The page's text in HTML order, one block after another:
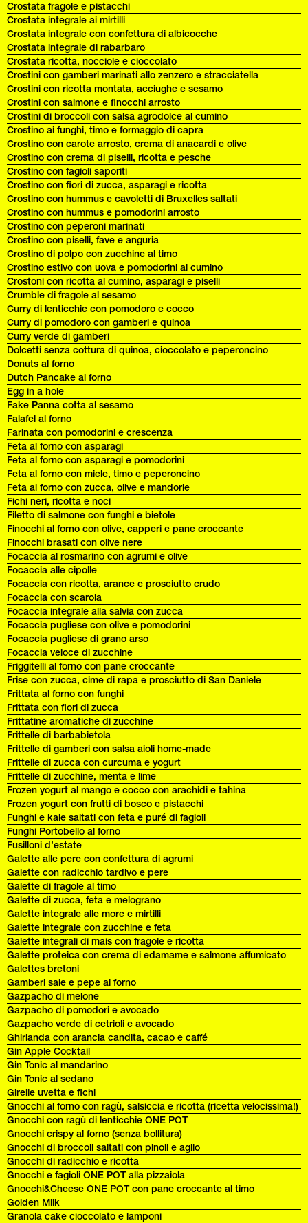
Crostata fragole e pistacchi
Crostata integrale ai mirtilli
Crostata integrale con confettura di albicocche
Crostata integrale di rabarbaro
Crostata ricotta, nocciole e cioccolato
Crostini con gamberi marinati allo zenzero e stracciatella
Crostini con ricotta montata, acciughe e sesamo
Crostini con salmone e finocchi arrosto
Crostini di broccoli con salsa agrodolce al cumino
Crostino ai funghi, timo e formaggio di capra
Crostino con carote arrosto, crema di anacardi e olive
Crostino con crema di piselli, ricotta e pesche
Crostino con fagioli saporiti
Crostino con fiori di zucca, asparagi e ricotta
Crostino con hummus e cavoletti di Bruxelles saltati
Crostino con hummus e pomodorini arrosto
Crostino con peperoni marinati
Crostino con piselli, fave e anguria
Crostino di polpo con zucchine al timo
Crostino estivo con uova e pomodorini al cumino
Crostoni con ricotta al cumino, asparagi e piselli
Crumble di fragole al sesamo
Curry di lenticchie con pomodoro e cocco
Curry di pomodoro con gamberi e quinoa
Curry verde di gamberi
Dolcetti senza cottura di quinoa, cioccolato e peperoncino
Donuts al forno
Dutch Pancake al forno
Egg in a hole
Fake Panna cotta al sesamo
Falafel al forno
Farinata con pomodorini e crescenza
Feta al forno con asparagi
Feta al forno con asparagi e pomodorini
Feta al forno con miele, timo e peperoncino
Feta al forno con zucca, olive e mandorle
Fichi neri, ricotta e noci
Filetto di salmone con funghi e bietole
Finocchi al forno con olive, capperi e pane croccante
Finocchi brasati con olive nere
Focaccia al rosmarino con agrumi e olive
Focaccia alle cipolle
Focaccia con ricotta, arance e prosciutto crudo
Focaccia con scarola
Focaccia integrale alla salvia con zucca
Focaccia pugliese con olive e pomodorini
Focaccia pugliese di grano arso
Focaccia veloce di zucchine
Friggitelli al forno con pane croccante
Frise con zucca, cime di rapa e prosciutto di San Daniele
Frittata al forno con funghi
Frittata con fiori di zucca
Frittatine aromatiche di zucchine
Frittelle di barbabietola
Frittelle di gamberi con salsa aioli home-made
Frittelle di zucca con curcuma e yogurt
Frittelle di zucchine, menta e lime
Frozen yogurt al mango e cocco con arachidi e tahina
Frozen yogurt con frutti di bosco e pistacchi
Funghi e kale saltati con feta e puré di fagioli
Funghi Portobello al forno
Fusilloni d’estate
Galette alle pere con confettura di agrumi
Galette con radicchio tardivo e pere
Galette di fragole al timo
Galette di zucca, feta e melograno
Galette integrale alle more e mirtilli
Galette integrale con zucchine e feta
Galette integrali di mais con fragole e ricotta
Galette proteica con crema di edamame e salmone affumicato
Galettes bretoni
Gamberi sale e pepe al forno
Gazpacho di melone
Gazpacho di pomodori e avocado
Gazpacho verde di cetrioli e avocado
Ghirlanda con arancia candita, cacao e caffé
Gin Apple Cocktail
Gin Tonic al mandarino
Gin Tonic al sedano
Girelle uvetta e fichi
Gnocchi al forno con ragù, salsiccia e ricotta (ricetta velocissima!)
Gnocchi con ragù di lenticchie ONE POT
Gnocchi crispy al forno (senza bollitura)
Gnocchi di broccoli saltati con pinoli e aglio
Gnocchi di radicchio e ricotta
Gnocchi e fagioli ONE POT alla pizzaiola
Gnocchi&Cheese ONE POT con pane croccante al timo
Golden Milk
Granola cake cioccolato e lamponi